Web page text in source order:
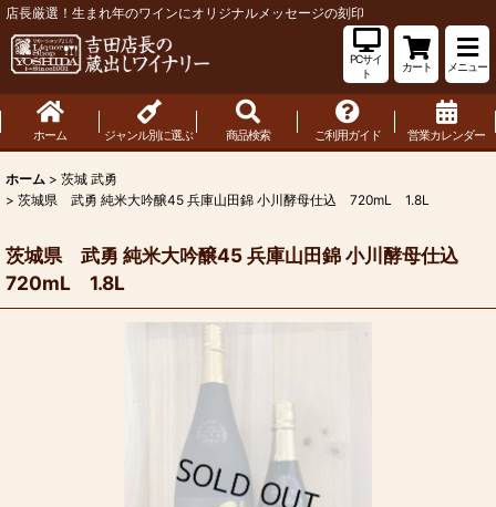
店長厳選！生まれ年のワインにオリジナルメッセージの刻印
PCサイ
ト
カート メニュー
ホーム ジャンル別に選ぶ 商品検索 ご利用ガイド 営業カレンダー
ホーム > 茨城 武勇
> 茨城県 武勇 純米大吟醸45 兵庫山田錦 小川酵母仕込 720mL 1.8L
茨城県 武勇 純米大吟醸45 兵庫山田錦 小川酵母仕込
720mL 1.8L